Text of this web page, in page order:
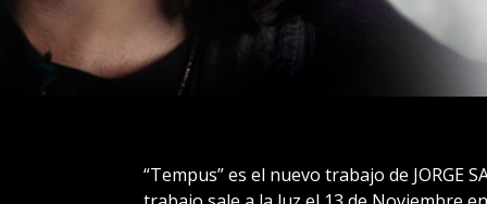
“Tempus” es el nuevo trabajo de JORGE